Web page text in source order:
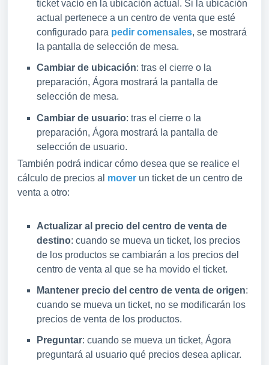
ticket vacío en la ubicación actual. Si la ubicación
actual pertenece a un centro de venta que esté
configurado para pedir comensales, se mostrará
la pantalla de selección de mesa.
Cambiar de ubicación: tras el cierre o la
preparación, Ágora mostrará la pantalla de
selección de mesa.
Cambiar de usuario: tras el cierre o la
preparación, Ágora mostrará la pantalla de
selección de usuario.
También podrá indicar cómo desea que se realice el
cálculo de precios al mover un ticket de un centro de
venta a otro:
Actualizar al precio del centro de venta de
destino: cuando se mueva un ticket, los precios
de los productos se cambiarán a los precios del
centro de venta al que se ha movido el ticket.
Mantener precio del centro de venta de origen:
cuando se mueva un ticket, no se modificarán los
precios de venta de los productos.
Preguntar: cuando se mueva un ticket, Ágora
preguntará al usuario qué precios desea aplicar.